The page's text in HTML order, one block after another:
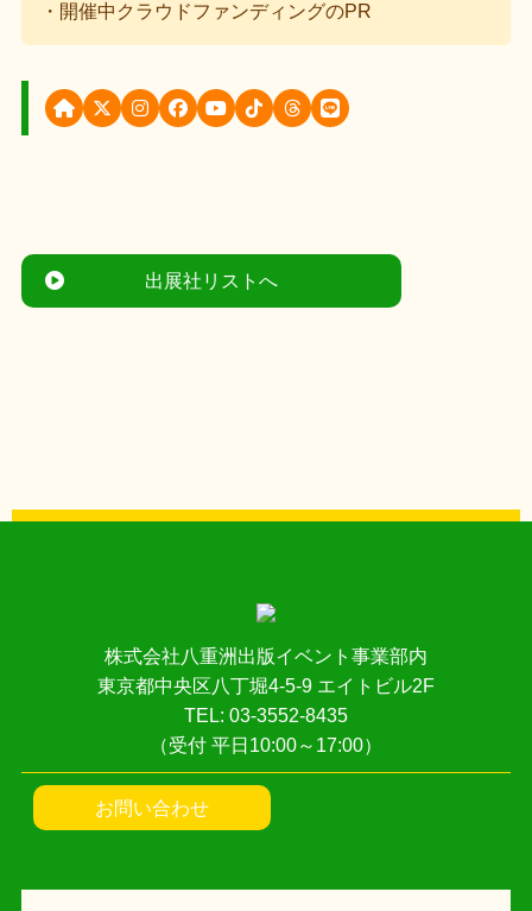
・開催中クラウドファンディングのPR
出展社リストへ
株式会社八重洲出版イベント事業部内
東京都中央区八丁堀4-5-9 エイトビル2F
TEL: 03-3552-8435
（受付 平日10:00～17:00）
お問い合わせ